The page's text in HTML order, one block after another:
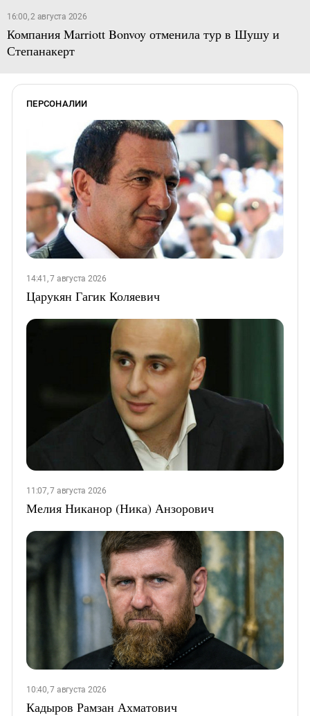
16:00, 2 августа 2026
Компания Marriott Bonvoy отменила тур в Шушу и
Степанакерт
ПЕРСОНАЛИИ
14:41, 7 августа 2026
Царукян Гагик Коляевич
11:07, 7 августа 2026
Мелия Никанор (Ника) Анзорович
10:40, 7 августа 2026
Кадыров Рамзан Ахматович